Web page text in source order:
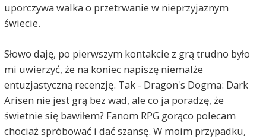
uporczywa walka o przetrwanie w nieprzyjaznym
świecie.
Słowo daję, po pierwszym kontakcie z grą trudno było
mi uwierzyć, że na koniec napiszę niemalże
entuzjastyczną recenzję. Tak - Dragon's Dogma: Dark
Arisen nie jest grą bez wad, ale co ja poradzę, że
świetnie się bawiłem? Fanom RPG gorąco polecam
chociaż spróbować i dać szansę. W moim przypadku,